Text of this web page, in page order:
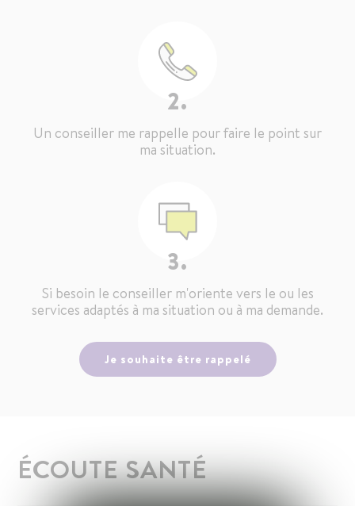
2.
Un conseiller me rappelle pour faire le point sur
ma situation.
3.
Si besoin le conseiller m'oriente vers le ou les
services adaptés à ma situation ou à ma demande.
Je souhaite être rappelé
ÉCOUTE SANTÉ